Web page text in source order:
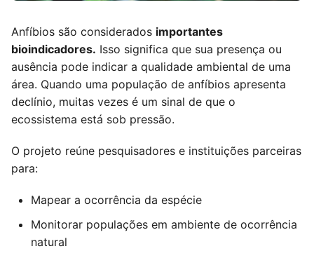
Anfíbios são considerados importantes
bioindicadores. Isso significa que sua presença ou
ausência pode indicar a qualidade ambiental de uma
área. Quando uma população de anfíbios apresenta
declínio, muitas vezes é um sinal de que o
ecossistema está sob pressão.
O projeto reúne pesquisadores e instituições parceiras
para:
Mapear a ocorrência da espécie
Monitorar populações em ambiente de ocorrência
natural